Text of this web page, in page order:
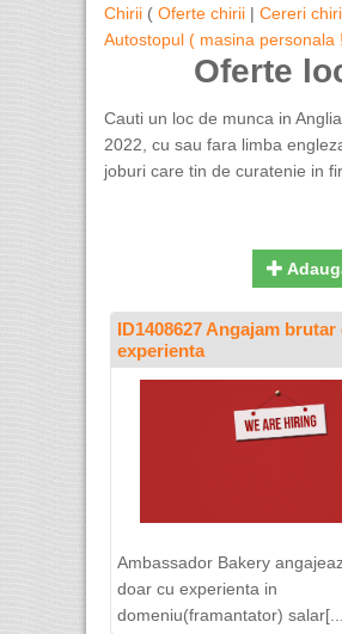
Chirii ( Oferte chirii | Cereri
Autostopul ( masina personala
Oferte
Cauti un loc de munca in
2022, cu sau fara limba
joburi care tin de curatenie in
ID1408627 Angajam brutar
experienta
Ambassador Bakery
doar cu experienta in
domeniu(framantator)